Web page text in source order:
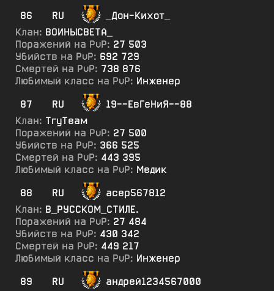
86
RU
_Дон-Кихот_
Клан: ВОИНЫСВЕТА_
Поражений на PvP: 27 503
Убийств на PvP: 692 729
Смертей на PvP: 738 876
Любимый класс на PvP: Инженер
87
RU
19--ЕвГеНиЯ--88
Клан: ТгуТеам
Поражений на PvP: 27 500
Убийств на PvP: 366 525
Смертей на PvP: 443 395
Любимый класс на PvP: Медик
88
RU
асер567812
Клан: В_РУССКОМ_СТИЛЕ.
Поражений на PvP: 27 484
Убийств на PvP: 430 342
Смертей на PvP: 449 217
Любимый класс на PvP: Инженер
89
RU
андрей1234567000